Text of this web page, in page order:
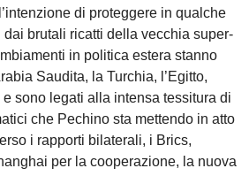
di proteggere in qualche
brutali ricatti della vecchia super-
in politica estera stanno
Saudita, la Turchia, l’Egitto,
e sono legati alla intensa tessitura di
che Pechino sta mettendo in atto
i rapporti bilaterali, i Brics,
per la cooperazione, la nuova